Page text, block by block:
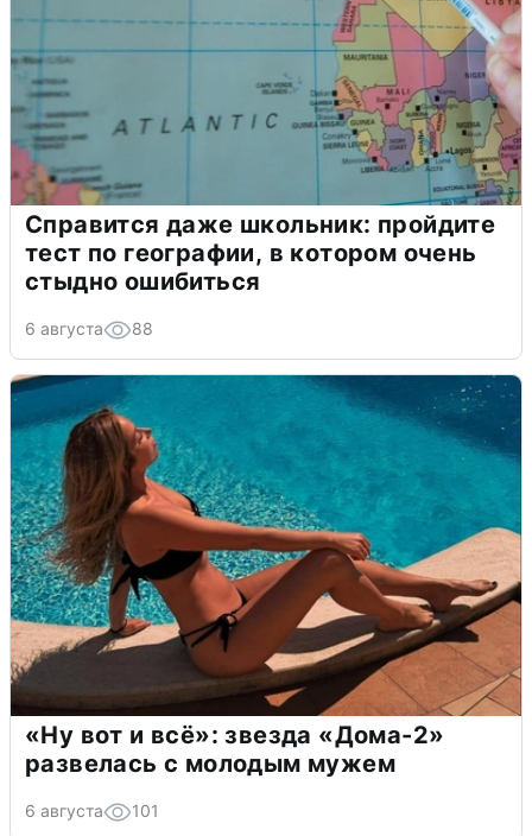
Справится даже школьник: пройдите
тест по географии, в котором очень
стыдно ошибиться
6 августа 88
«Ну вот и всё»: звезда «Дома-2»
развелась с молодым мужем
6 августа 101